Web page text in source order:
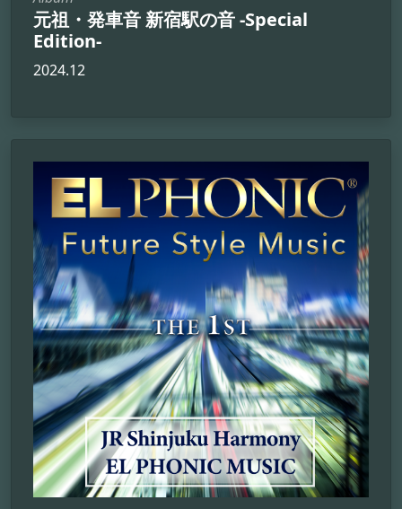
元祖・発車音 新宿駅の音 -Special
Edition-
2024.12